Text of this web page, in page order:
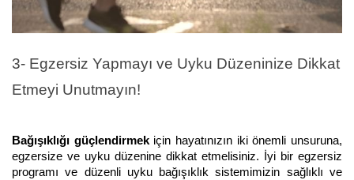
3- Egzersiz Yapmayı ve Uyku Düzeninize Dikkat
Etmeyi Unutmayın!
Bağışıklığı güçlendirmek için hayatınızın iki önemli unsuruna,
egzersize ve uyku düzenine dikkat etmelisiniz. İyi bir egzersiz
programı ve düzenli uyku bağışıklık sistemimizin sağlıklı ve